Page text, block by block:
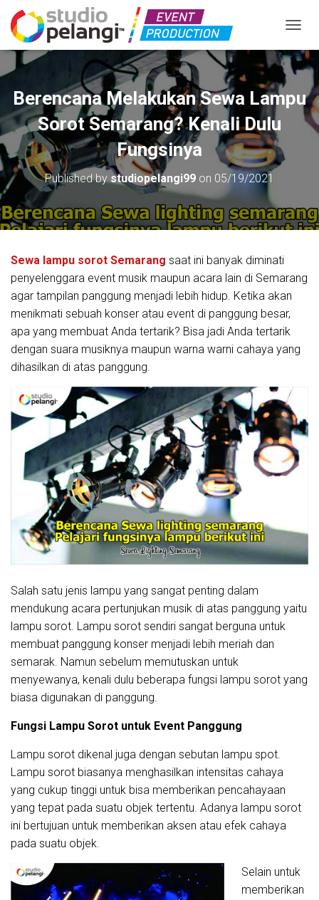
Berencana Melakukan Sewa Lampu
Sorot Semarang? Kenali Dulu
Fungsinya
Published by studiopelangi99 on 05/19/2021
Sewa lampu sorot Semarang saat ini banyak diminati
penyelenggara event musik maupun acara lain di Semarang
agar tampilan panggung menjadi lebih hidup. Ketika akan
menikmati sebuah konser atau event di panggung besar,
apa yang membuat Anda tertarik? Bisa jadi Anda tertarik
dengan suara musiknya maupun warna warni cahaya yang
dihasilkan di atas panggung.
Salah satu jenis lampu yang sangat penting dalam
mendukung acara pertunjukan musik di atas panggung yaitu
lampu sorot. Lampu sorot sendiri sangat berguna untuk
membuat panggung konser menjadi lebih meriah dan
semarak. Namun sebelum memutuskan untuk
menyewanya, kenali dulu beberapa fungsi lampu sorot yang
biasa digunakan di panggung.
Fungsi Lampu Sorot untuk Event Panggung
Lampu sorot dikenal juga dengan sebutan lampu spot.
Lampu sorot biasanya menghasilkan intensitas cahaya
yang cukup tinggi untuk bisa memberikan pencahayaan
yang tepat pada suatu objek tertentu. Adanya lampu sorot
ini bertujuan untuk memberikan aksen atau efek cahaya
pada suatu objek.
Selain untuk
memberikan